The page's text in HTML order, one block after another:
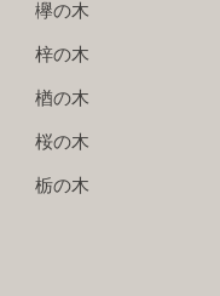
欅の木
梓の木
楢の木
桜の木
栃の木